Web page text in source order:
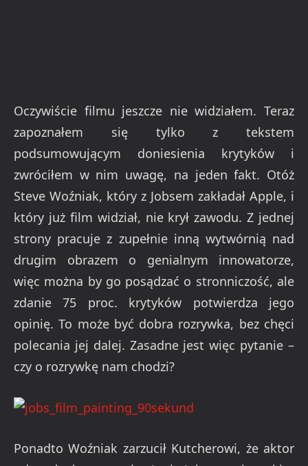
Oczywiście filmu jeszcze nie widziałem. Teraz
zapoznałem się tylko z tekstem
podsumowującym doniesienia krytyków i
zwróciłem w nim uwagę, na jeden fakt. Otóż
Steve Woźniak, który z Jobsem zakładał Apple, i
który już film widział, nie krył zawodu. Z jednej
strony pracuje z zupełnie inną wytwórnią nad
drugim obrazem o genialnym innowatorze,
więc można by go posądzać o stronniczość, ale
zdanie 75 proc. krytyków potwierdza jego
opinię. To może być dobra rozrywka, bez chęci
polecania jej dalej. Zasadne jest więc pytanie –
czy o rozrywkę nam chodzi?
Ponadto Woźniak zarzucił Kutcherowi, że aktor